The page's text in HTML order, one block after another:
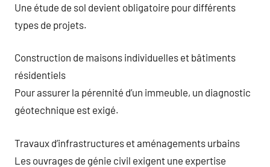
Une étude de sol devient obligatoire pour différents
types de projets.
Construction de maisons individuelles et bâtiments
résidentiels
Pour assurer la pérennité d’un immeuble, un diagnostic
géotechnique est exigé.
Travaux d’infrastructures et aménagements urbains
Les ouvrages de génie civil exigent une expertise